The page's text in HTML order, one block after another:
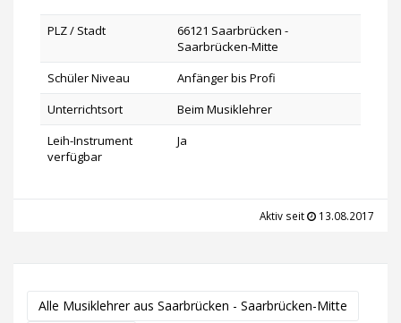
PLZ / Stadt
66121 Saarbrücken -
Saarbrücken-Mitte
Schüler Niveau
Anfänger bis Profi
Unterrichtsort
Beim Musiklehrer
Leih-Instrument
verfügbar
Ja
Aktiv seit 13.08.2017
Alle Musiklehrer aus Saarbrücken - Saarbrücken-Mitte